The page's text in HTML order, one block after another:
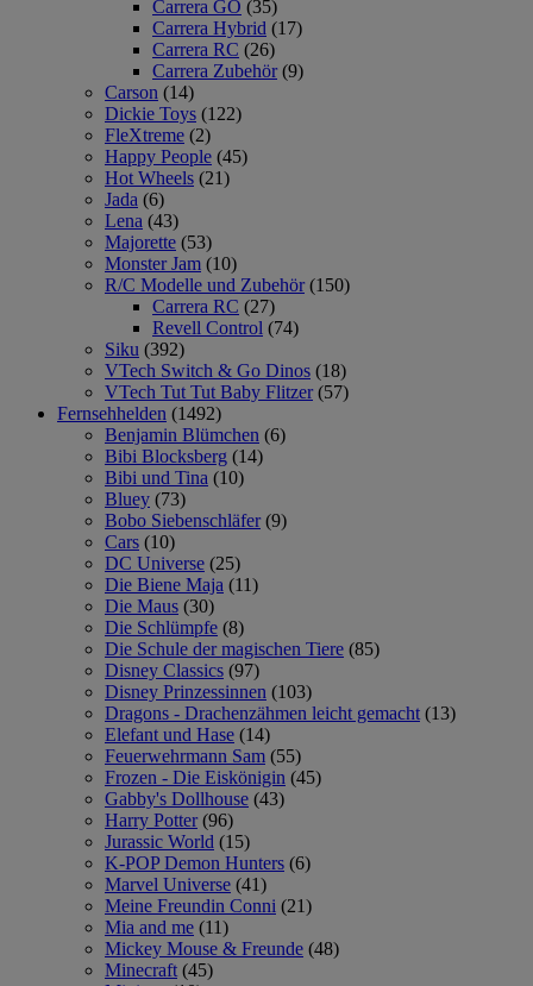
Carrera GO (35)
Carrera Hybrid (17)
Carrera RC (26)
Carrera Zubehör (9)
Carson (14)
Dickie Toys (122)
FleXtreme (2)
Happy People (45)
Hot Wheels (21)
Jada (6)
Lena (43)
Majorette (53)
Monster Jam (10)
R/C Modelle und Zubehör (150)
Carrera RC (27)
Revell Control (74)
Siku (392)
VTech Switch & Go Dinos (18)
VTech Tut Tut Baby Flitzer (57)
Fernsehhelden (1492)
Benjamin Blümchen (6)
Bibi Blocksberg (14)
Bibi und Tina (10)
Bluey (73)
Bobo Siebenschläfer (9)
Cars (10)
DC Universe (25)
Die Biene Maja (11)
Die Maus (30)
Die Schlümpfe (8)
Die Schule der magischen Tiere (85)
Disney Classics (97)
Disney Prinzessinnen (103)
Dragons - Drachenzähmen leicht gemacht (13)
Elefant und Hase (14)
Feuerwehrmann Sam (55)
Frozen - Die Eiskönigin (45)
Gabby's Dollhouse (43)
Harry Potter (96)
Jurassic World (15)
K-POP Demon Hunters (6)
Marvel Universe (41)
Meine Freundin Conni (21)
Mia and me (11)
Mickey Mouse & Freunde (48)
Minecraft (45)